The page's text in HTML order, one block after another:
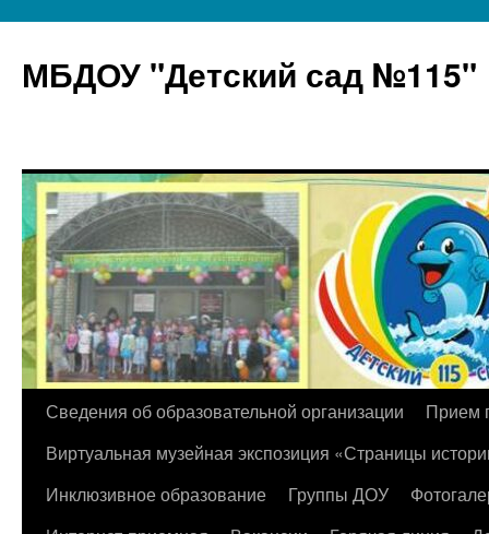
МБДОУ "Детский сад №115"
Перейти
содержимому
Сведения об образовательной организации
Прием
Виртуальная музейная экспозиция «Страницы
Инклюзивное образование
Группы ДОУ